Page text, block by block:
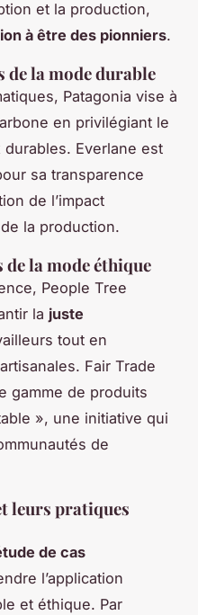
et la production,
à être des pionniers.
de la mode durable
Patagonia vise à
en privilégiant le
Everlane est
sa transparence
de l’impact
la production.
la mode éthique
People Tree
la juste
tout en
Fair Trade
gamme de produits
», une initiative qui
de
leurs pratiques
de cas
l’application
et éthique. Par